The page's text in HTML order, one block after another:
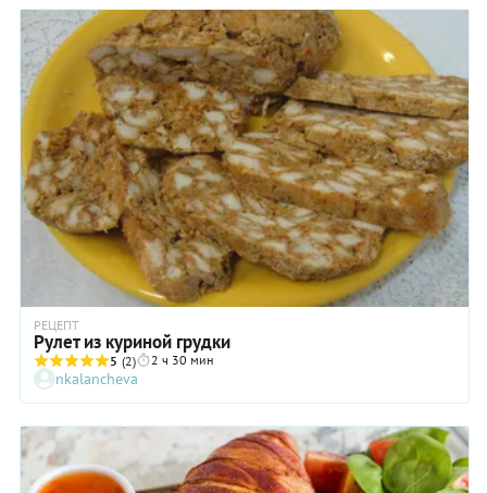
РЕЦЕПТ
Рулет из куриной грудки
5 (2) 2 ч 30 мин
nkalancheva